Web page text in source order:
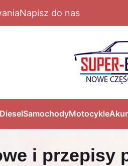
Napisz do nas
SamochodyMotocykle
i przepisy